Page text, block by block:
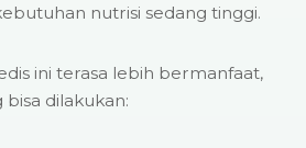
nutrisi sedang tinggi.
ini terasa lebih bermanfaat,
dilakukan: